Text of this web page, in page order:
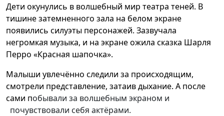
Дети окунулись в волшебный мир театра теней. В
тишине затемненного зала на белом экране
появились силуэты персонажей. Зазвучала
негромкая музыка, и на экране ожила сказка Шарля
Перро «Красная шапочка».
Малыши увлечённо следили за происходящим,
смотрели представление, затаив дыхание. А после
сами побывали за волшебным экраном и
почувствовали себя актёрами.